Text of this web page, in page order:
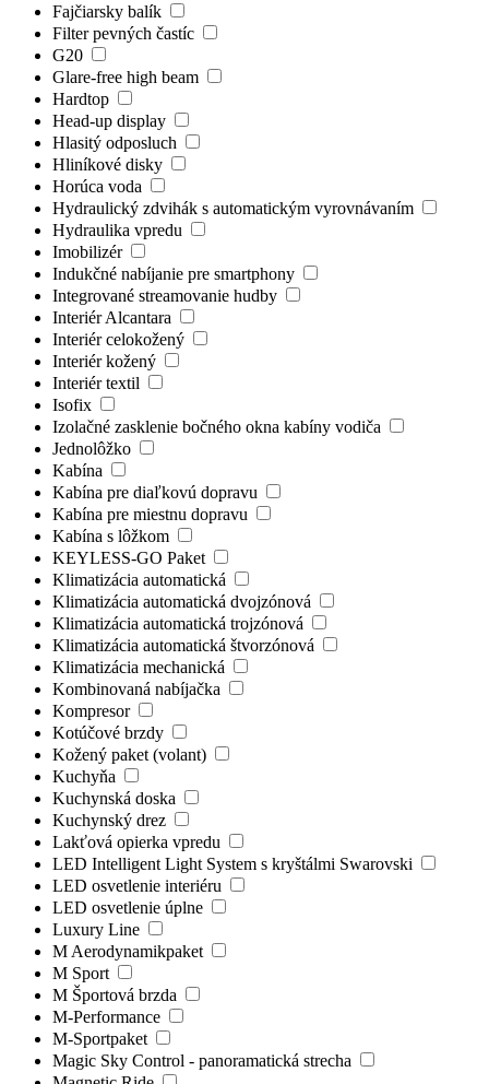
Fajčiarsky balík
Filter pevných častíc
G20
Glare-free high beam
Hardtop
Head-up display
Hlasitý odposluch
Hliníkové disky
Horúca voda
Hydraulický zdvihák s automatickým vyrovnávaním
Hydraulika vpredu
Imobilizér
Indukčné nabíjanie pre smartphony
Integrované streamovanie hudby
Interiér Alcantara
Interiér celokožený
Interiér kožený
Interiér textil
Isofix
Izolačné zasklenie bočného okna kabíny vodiča
Jednolôžko
Kabína
Kabína pre diaľkovú dopravu
Kabína pre miestnu dopravu
Kabína s lôžkom
KEYLESS-GO Paket
Klimatizácia automatická
Klimatizácia automatická dvojzónová
Klimatizácia automatická trojzónová
Klimatizácia automatická štvorzónová
Klimatizácia mechanická
Kombinovaná nabíjačka
Kompresor
Kotúčové brzdy
Kožený paket (volant)
Kuchyňa
Kuchynská doska
Kuchynský drez
Lakťová opierka vpredu
LED Intelligent Light System s kryštálmi Swarovski
LED osvetlenie interiéru
LED osvetlenie úplne
Luxury Line
M Aerodynamikpaket
M Sport
M Športová brzda
M-Performance
M-Sportpaket
Magic Sky Control - panoramatická strecha